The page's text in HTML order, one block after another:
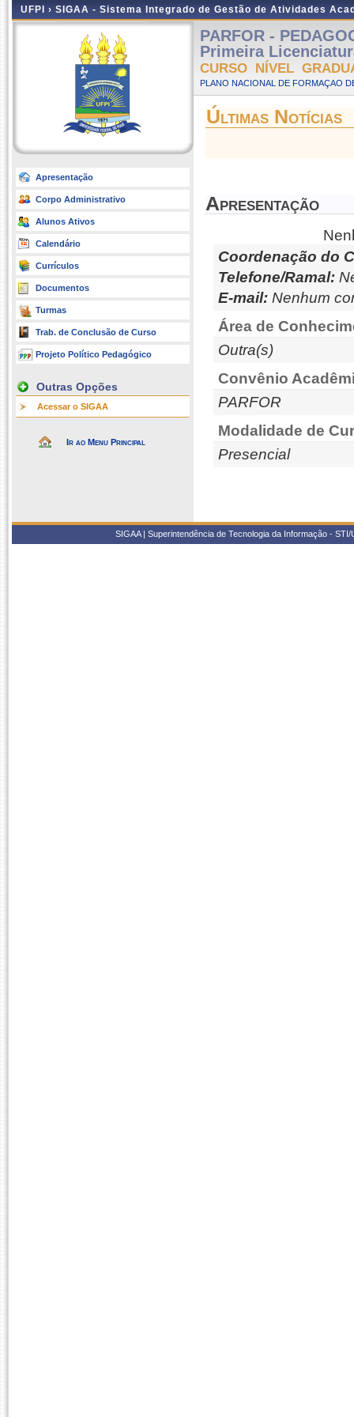
UFPI › SIGAA - Sistema Integrado de Gestão de Atividades
Apresentação
Corpo Administrativo
Alunos Ativos
Calendário
Currículos
Documentos
Turmas
Trab. de Conclusão de Curso
Projeto Político Pedagógico
Outras Opções
Acessar o SIGAA
Ir ao Menu Principal
PARFOR -
Primeira
CURSO NÍVEL
PLANO NACIONAL DE FORMAÇAO
Últimas Notícias
Apresentação
Coordenação do
Telefone/Ramal:
E-mail: Nenhum
Área de
Outra(s)
Convênio
PARFOR
Modalidade de
Presencial
SIGAA | Superintendência de Tecnologia da Informação -